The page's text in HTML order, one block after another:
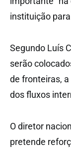
instituição
Segundo Luís
serão
de fronteiras,
dos fluxos
O diretor
pretende